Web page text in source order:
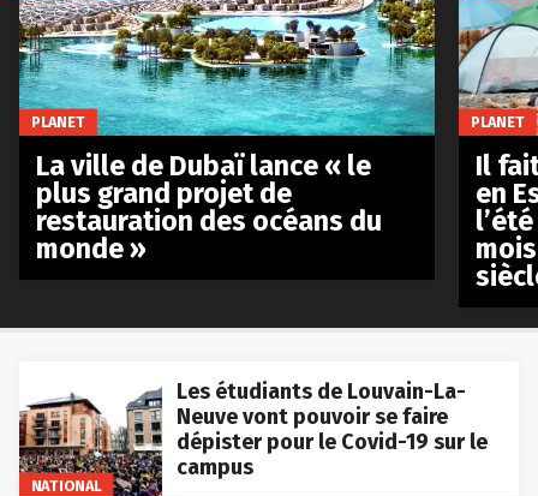
NATIONAL
Les étudiants de Louvain-La-
Neuve vont pouvoir se faire
dépister pour le Covid-19 sur le
campus
PLANET
La ville de Dubaï lance « le
plus grand projet de
restauration des océans du
monde »
PLANET
Il
en